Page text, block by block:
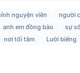
nguyện viên
người
anh em đồng bào
sự
nơi tối tăm Lười biếng